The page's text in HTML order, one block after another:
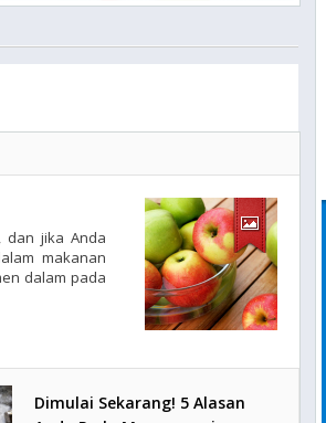
dan jika Anda
makanan
dalam pada
Dimulai Sekarang! 5 Alasan